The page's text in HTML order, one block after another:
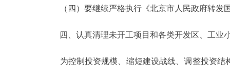
（四）要继续严格执行《北京市人民政府转发
四、认真清理未开工项目和各类开发区、工业
为控制投资规模、缩短建设战线、调整投资结